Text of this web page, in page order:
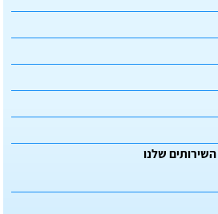
השירותים שלנו